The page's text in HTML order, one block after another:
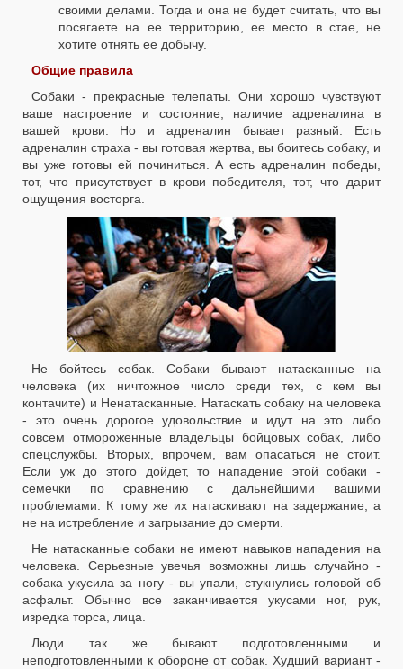
своими делами. Тогда и она не будет считать, что вы
посягаете на ее территорию, ее место в стае, не
хотите отнять ее добычу.
Общие правила
Собаки - прекрасные телепаты. Они хорошо чувствуют
ваше настроение и состояние, наличие адреналина в
вашей крови. Но и адреналин бывает разный. Есть
адреналин страха - вы готовая жертва, вы боитесь собаку, и
вы уже готовы ей починиться. А есть адреналин победы,
тот, что присутствует в крови победителя, тот, что дарит
ощущения восторга.
Не бойтесь собак. Собаки бывают натасканные на
человека (их ничтожное число среди тех, с кем вы
контачите) и Ненатасканные. Натаскать собаку на человека
- это очень дорогое удовольствие и идут на это либо
совсем отмороженные владельцы бойцовых собак, либо
спецслужбы. Вторых, впрочем, вам опасаться не стоит.
Если уж до этого дойдет, то нападение этой собаки -
семечки по сравнению с дальнейшими вашими
проблемами. К тому же их натаскивают на задержание, а
не на истребление и загрызание до смерти.
Не натасканные собаки не имеют навыков нападения на
человека. Серьезные увечья возможны лишь случайно -
собака укусила за ногу - вы упали, стукнулись головой об
асфальт. Обычно все заканчивается укусами ног, рук,
изредка торса, лица.
Люди так же бывают подготовленными и
неподготовленными к обороне от собак. Худший вариант -